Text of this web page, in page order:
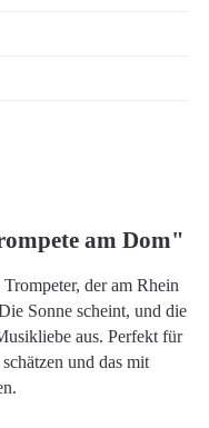
am Dom"
der am Rhein
Sonne scheint, und die
aus. Perfekt für
und das mit